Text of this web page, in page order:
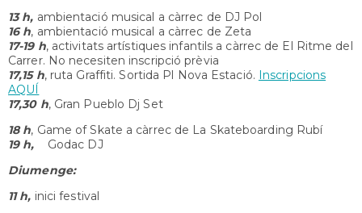
13 h, ambientació musical a càrrec de DJ Pol
16 h, ambientació musical a càrrec de Zeta
17-19 h, activitats artístiques infantils a càrrec de El Ritme del
Carrer. No necesiten inscripció prèvia
17,15 h, ruta Graffiti. Sortida Pl Nova Estació. Inscripcions
AQUÍ
17,30 h, Gran Pueblo Dj Set
18 h, Game of Skate a càrrec de La Skateboarding Rubí
19 h, Godac DJ
Diumenge:
11 h, inici festival